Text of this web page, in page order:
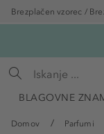
Brezplačen vzorec /
BLAGOVNE
Domov Parfumi